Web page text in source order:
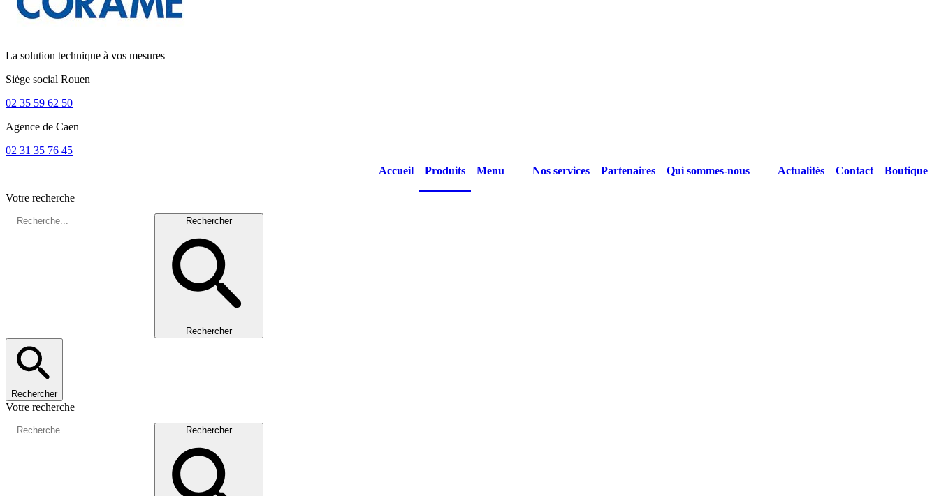
La solution technique à vos mesures
Siège social Rouen
02 35 59 62 50
Agence de Caen
02 31 35 76 45
Accueil
Produits Menu Nos services Partenaires Qui sommes-nous Actualités Contact Boutique
Votre recherche
Rechercher
Rechercher
Rechercher
Votre recherche
Rechercher